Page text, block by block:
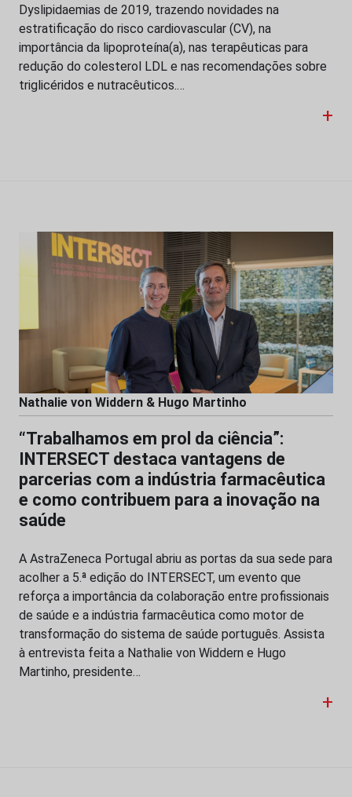
Dyslipidaemias de 2019, trazendo novidades na
estratificação do risco cardiovascular (CV), na
importância da lipoproteína(a), nas terapêuticas para
redução do colesterol LDL e nas recomendações sobre
triglicéridos e nutracêuticos.…
+
Nathalie von Widdern & Hugo Martinho
“Trabalhamos em prol da ciência”:
INTERSECT destaca vantagens de
parcerias com a indústria farmacêutica
e como contribuem para a inovação na
saúde
A AstraZeneca Portugal abriu as portas da sua sede para
acolher a 5.ª edição do INTERSECT, um evento que
reforça a importância da colaboração entre profissionais
de saúde e a indústria farmacêutica como motor de
transformação do sistema de saúde português. Assista
à entrevista feita a Nathalie von Widdern e Hugo
Martinho, presidente…
+